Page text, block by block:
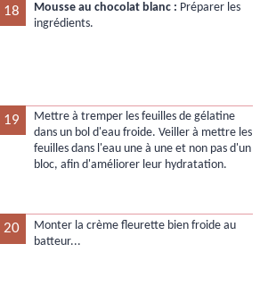
18 Mousse au chocolat blanc : Préparer les
ingrédients.
19
Mettre à tremper les feuilles de gélatine
dans un bol d'eau froide. Veiller à mettre les
feuilles dans l'eau une à une et non pas d'un
bloc, afin d'améliorer leur hydratation.
20
Monter la crème fleurette bien froide au
batteur...